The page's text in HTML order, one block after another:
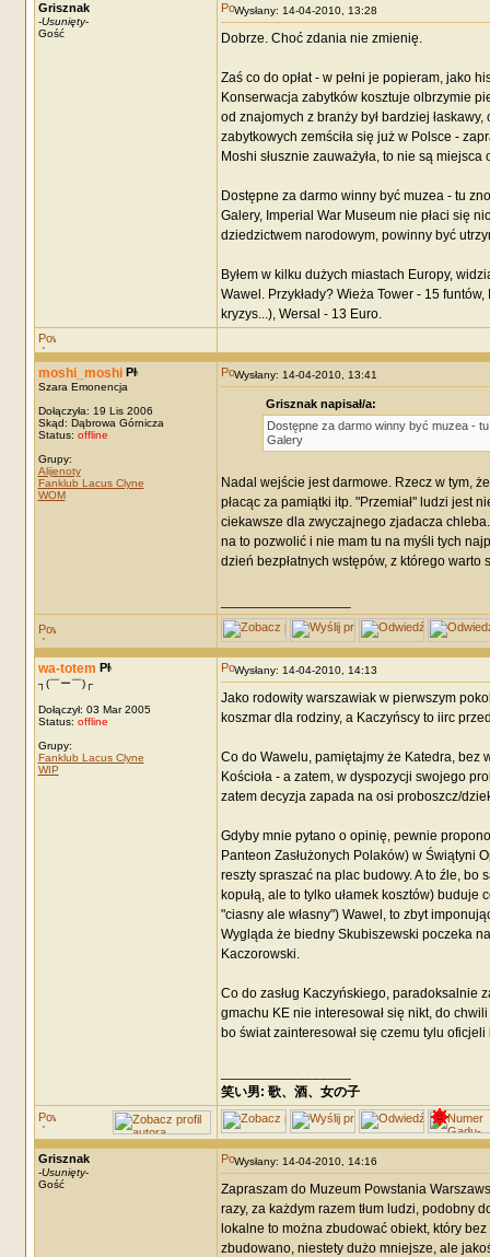
Grisznak
-Usunięty-
Gość
Wysłany: 14-04-2010, 13:28
Dobrze. Choć zdania nie zmienię.
Zaś co do opłat - w pełni je popieram, jako
Konserwacja zabytków kosztuje olbrzymie
od znajomych z branży był bardziej
zabytkowych zemściła się już w Polsce -
Moshi słusznie zauważyła, to nie są
Dostępne za darmo winny być muzea - tu
Galery, Imperial War Museum nie płaci się
dziedzictwem narodowym, powinny być
Byłem w kilku dużych miastach Europy,
Wawel. Przykłady? Wieża Tower - 15
kryzys...), Wersal - 13 Euro.
moshi_moshi
Szara Emonencja
Dołączyła: 19 Lis 2006
Skąd: Dąbrowa Górnicza
Status: offline
Grupy:
Alijenoty
Fanklub Lacus Clyne
WOM
Wysłany: 14-04-2010, 13:41
Grisznak napisał/a:
Dostępne za darmo winny być muzea -
Galery
Nadal wejście jest darmowe. Rzecz w tym,
płacąc za pamiątki itp. "Przemiał" ludzi jest
ciekawsze dla zwyczajnego zjadacza
na to pozwolić i nie mam tu na myśli tych
dzień bezpłatnych wstępów, z którego warto
wa-totem
┐(￣ー￣)┌
Dołączył: 03 Mar 2005
Status: offline
Grupy:
Fanklub Lacus Clyne
WIP
Wysłany: 14-04-2010, 14:13
Jako rodowity warszawiak w pierwszym
koszmar dla rodziny, a Kaczyńscy to iirc
Co do Wawelu, pamiętajmy że Katedra, bez
Kościoła - a zatem, w dyspozycji swojego
zatem decyzja zapada na osi proboszcz/
Gdyby mnie pytano o opinię, pewnie
Panteon Zasłużonych Polaków) w Świątyni
reszty spraszać na plac budowy. A to źle, bo
kopułą, ale to tylko ułamek kosztów)
"ciasny ale własny") Wawel, to zbyt
Wygląda że biedny Skubiszewski poczeka
Kaczorowski.
Co do zasług Kaczyńskiego, paradoksalnie
gmachu KE nie interesował się nikt, do
bo świat zainteresował się czemu tylu
笑い男: 歌、酒、女の子 DRM:
Grisznak
-Usunięty-
Gość
Wysłany: 14-04-2010, 14:16
Zapraszam do Muzeum Powstania
razy, za każdym razem tłum ludzi, podobny
lokalne to można zbudować obiekt, który
zbudowano, niestety dużo mniejsze, ale